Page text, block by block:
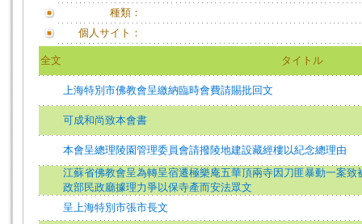
種類：
個人サイト：
全文 タイトル
上海特別市佛教會呈繳納臨時會費請賜批回文
可成和尚致本會書
本會呈總理陵園管理委員會請撥陵地建設藏經樓以紀念總理由
江蘇省佛教會呈為轉呈宿遷極樂庵五華頂兩寺因刀匪暴動一案
政部民政廳據理力爭以保寺產而安法眾文
呈上海特別市張市長文